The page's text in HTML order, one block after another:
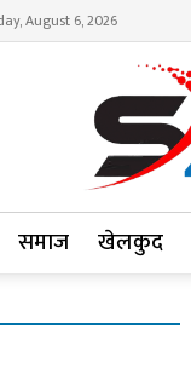
August 6, 2026
समाज खेलकुद